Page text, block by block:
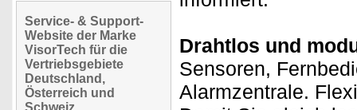
Service- & Support-
Website der Marke
VisorTech für die
Vertriebsgebiete
Deutschland,
Österreich und
Schweiz
Drahtlos und
Sensoren,
Alarmzentrale.